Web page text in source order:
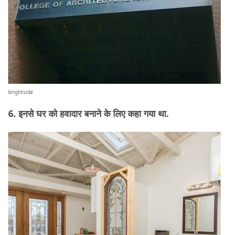
brightside
6. इनसे घर को हवादार बनाने के लिए कहा गया था.